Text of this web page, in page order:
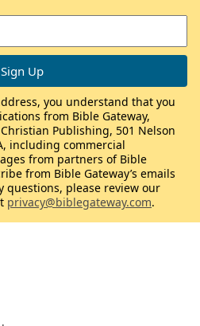
you understand that you
from Bible Gateway,
Publishing, 501 Nelson
including commercial
from partners of Bible
from Bible Gateway’s emails
questions, please review our
privacy@biblegateway.com.